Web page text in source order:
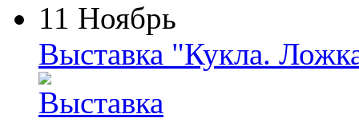
11 Ноябрь
Выставка "Кукла.